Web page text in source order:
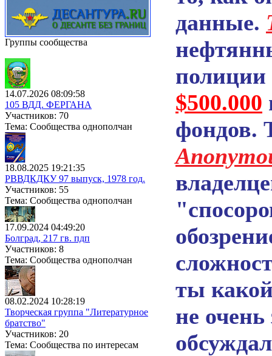
Группы сообщества
14.07.2026 08:09:58
105 ВДД. ФЕРГАНА
Участников: 70
Тема: Сообщества однополчан
18.08.2025 19:21:35
РВВДКДКУ 97 выпуск, 1978 год.
Участников: 55
Тема: Сообщества однополчан
17.09.2024 04:49:20
Болград, 217 гв. пдп
Участников: 8
Тема: Сообщества однополчан
08.02.2024 10:28:19
Творческая группа "Литературное
братство"
Участников: 20
Тема: Сообщества по интересам
данные.
полиции
$500.000
фондов.
ты
не